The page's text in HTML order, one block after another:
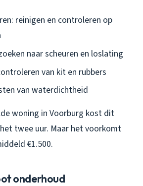
reinigen en controleren op
naar scheuren en loslating
van kit en rubbers
van waterdichtheid
woning in Voorburg kost dit
twee uur. Maar het voorkomt
€1.500.
onderhoud